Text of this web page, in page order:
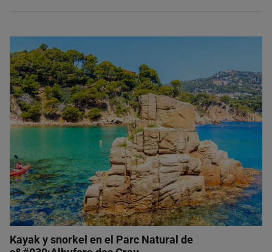
Kayak y snorkel en el Parc Natural de